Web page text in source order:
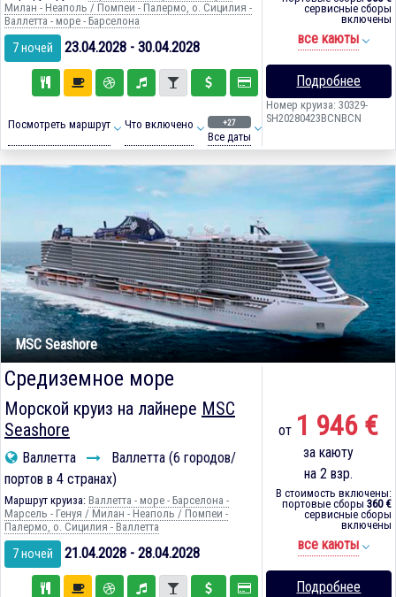
Милан - Неаполь / Помпеи - Палермо, о. Сицилия -
Валлетта - море - Барселона
7 ночей 23.04.2028 - 30.04.2028
Посмотреть маршрут Что включено +27
Все даты
сервисные сборы
включены
все каюты
Подробнее
Номер круиза: 30329-
SH20280423BCNBCN
MSC Seashore
Средиземное море
Морской круиз на лайнере MSC
Seashore
Валлетта
Валлетта (6 городов/
портов в 4 странах)
Маршрут круиза: Валлетта - море - Барселона -
Марсель - Генуя / Милан - Неаполь / Помпеи -
Палермо, о. Сицилия - Валлетта
7 ночей 21.04.2028 - 28.04.2028
от 1 946 €
за каюту
на 2 взр.
В стоимость включены:
портовые сборы 360 €
сервисные сборы
включены
все каюты
Подробнее